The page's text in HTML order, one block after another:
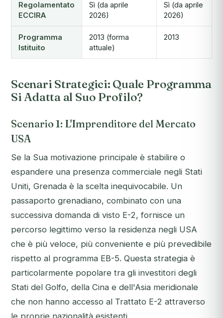
Regolamentato
ECCIRA
Sì (da aprile
2026)
Sì (da aprile
2026)
Programma
Istituito
2013 (forma
attuale)
2013
Scenari Strategici: Quale Programma
Si Adatta al Suo Profilo?
Scenario 1: L'Imprenditore del Mercato
USA
Se la Sua motivazione principale è stabilire o
espandere una presenza commerciale negli Stati
Uniti, Grenada è la scelta inequivocabile. Un
passaporto grenadiano, combinato con una
successiva domanda di visto E-2, fornisce un
percorso legittimo verso la residenza negli USA
che è più veloce, più conveniente e più prevedibile
rispetto al programma EB-5. Questa strategia è
particolarmente popolare tra gli investitori degli
Stati del Golfo, della Cina e dell'Asia meridionale
che non hanno accesso al Trattato E-2 attraverso
le proprie nazionalità esistenti.